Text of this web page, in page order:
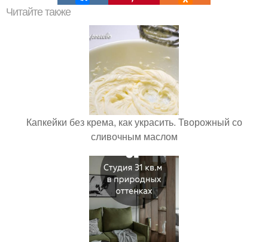
Читайте также
Капкейки без крема, как украсить. Творожный со
сливочным маслом